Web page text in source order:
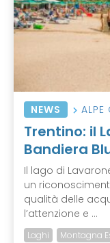
NEWS ALPE
Trentino: il
Bandiera
Il lago di
un
qualità delle
l’attenzione e ...
Laghi Montagna